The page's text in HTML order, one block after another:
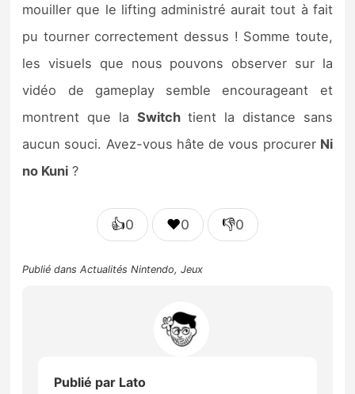
mouiller que le lifting administré aurait tout à fait
pu tourner correctement dessus ! Somme toute,
les visuels que nous pouvons observer sur la
vidéo de gameplay semble encourageant et
montrent que la Switchtient la distance sans
aucun souci. Avez-vous hâte de vous procurer Ni
no Kuni ?
👍0 ❤️0 👎0
Publié dansActualités Nintendo,Jeux
Publié par Lato